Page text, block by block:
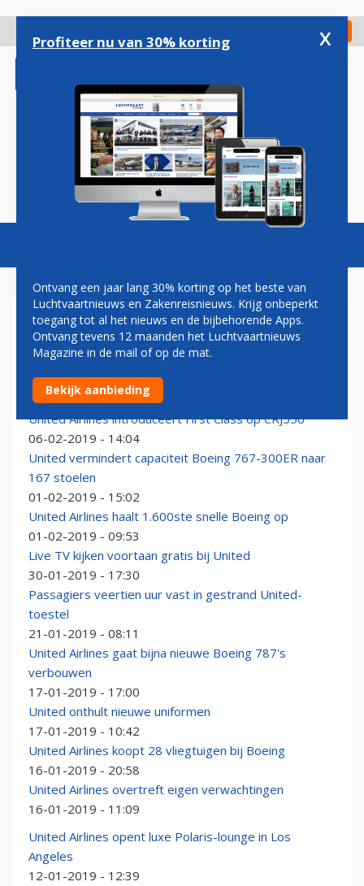
gaan
Check in
Magazine Podcasts Vacatures
UNITED AIRLINES
Nederlands likje verf voor historische DC-8
21-02-2019 - 16:37
United Airlines introduceert First Class op CRJ550
06-02-2019 - 14:04
United vermindert capaciteit Boeing 767-300ER naar
167 stoelen
01-02-2019 - 15:02
United Airlines haalt 1.600ste snelle Boeing op
01-02-2019 - 09:53
Live TV kijken voortaan gratis bij United
30-01-2019 - 17:30
Passagiers veertien uur vast in gestrand United-
toestel
21-01-2019 - 08:11
United Airlines gaat bijna nieuwe Boeing 787's
verbouwen
17-01-2019 - 17:00
United onthult nieuwe uniformen
17-01-2019 - 10:42
United Airlines koopt 28 vliegtuigen bij Boeing
16-01-2019 - 20:58
United Airlines overtreft eigen verwachtingen
16-01-2019 - 11:09
United Airlines opent luxe Polaris-lounge in Los
Angeles
12-01-2019 - 12:39
Profiteer nu van 30% korting x
Ontvang een jaar lang 30% korting op het beste van
Luchtvaartnieuws en Zakenreisnieuws. Krijg onbeperkt
toegang tot al het nieuws en de bijbehorende Apps.
Ontvang tevens 12 maanden het Luchtvaartnieuws
Magazine in de mail of op de mat.
Bekijk aanbieding